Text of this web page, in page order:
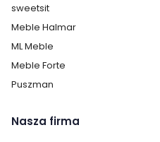
sweetsit
Meble Halmar
ML Meble
Meble Forte
Puszman
Nasza firma